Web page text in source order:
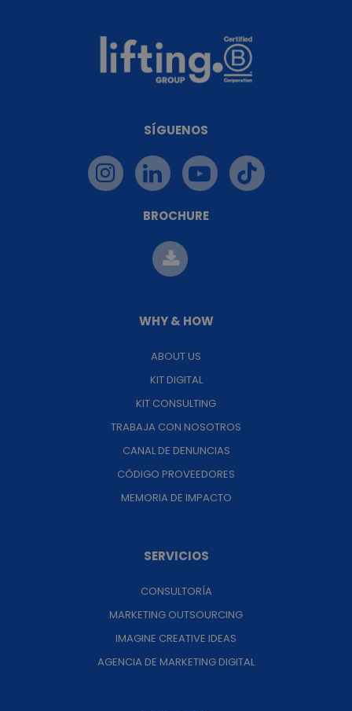
SÍGUENOS
BROCHURE
WHY & HOW
ABOUT US
KIT DIGITAL
KIT CONSULTING
TRABAJA CON NOSOTROS
CANAL DE DENUNCIAS
CÓDIGO PROVEEDORES
MEMORIA DE IMPACTO
SERVICIOS
CONSULTORÍA
MARKETING OUTSOURCING
IMAGINE CREATIVE IDEAS
AGENCIA DE MARKETING DIGITAL